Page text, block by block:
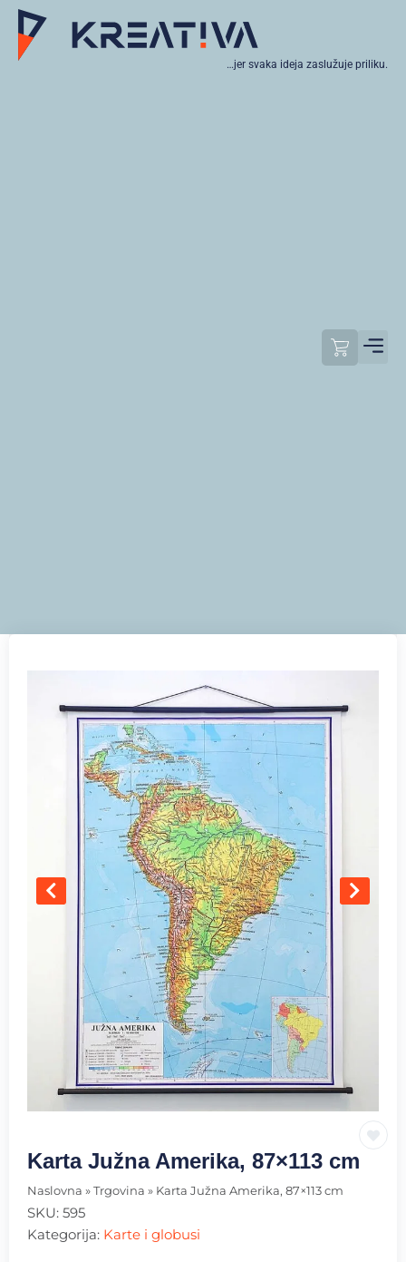
…jer svaka ideja zaslužuje priliku.
Karta Južna Amerika, 87×113 cm
Naslovna » Trgovina » Karta Južna Amerika, 87×113 cm
SKU: 595
Kategorija: Karte i globusi